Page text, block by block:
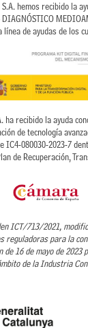
S.A. hemos recibido
de ayudas de los
ha recibido la ayuda
de tecnología
IC4-080030-2023-7
de Recuperación,
ICT/713/2021,
reguladoras para la
16 de mayo de
de la Industria